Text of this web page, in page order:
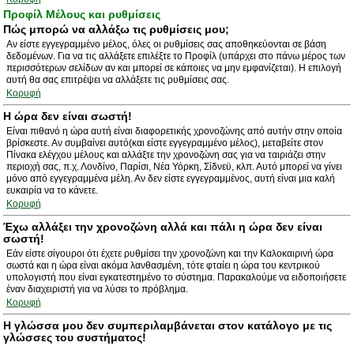
Προφίλ Μέλους και ρυθμίσεις
Πώς μπορώ να αλλάξω τις ρυθμίσεις μου;
Αν είστε εγγεγραμμένο μέλος, όλες οι ρυθμίσεις σας αποθηκεύονται σε βάση
δεδομένων. Για να τις αλλάξετε επιλέξτε το Προφίλ (υπάρχει στο πάνω μέρος των
περισσότερων σελίδων αν και μπορεί σε κάποιες να μην εμφανίζεται). Η επιλογή
αυτή θα σας επιτρέψει να αλλάξετε τις ρυθμίσεις σας.
Κορυφή
Η ώρα δεν είναι σωστή!
Είναι πιθανό η ώρα αυτή είναι διαφορετικής χρονοζώνης από αυτήν στην οποία
βρίσκεστε. Αν συμβαίνει αυτό(και είστε εγγεγραμμένο μέλος), μεταβείτε στον
Πίνακα ελέγχου μέλους και αλλάξτε την χρονοζώνη σας για να ταιριάζει στην
περιοχή σας, π.χ. Λονδίνο, Παρίσι, Νέα Υόρκη, Σίδνεϋ, κλπ. Αυτό μπορεί να γίνει
μόνο από εγγεγραμμένα μέλη. Αν δεν είστε εγγεγραμμένος, αυτή είναι μια καλή
ευκαιρία να το κάνετε.
Κορυφή
Έχω αλλάξει την χρονοζώνη αλλά και πάλι η ώρα δεν είναι
σωστή!
Εάν είστε σίγουροι ότι έχετε ρυθμίσει την χρονοζώνη και την Καλοκαιρινή ώρα
σωστά και η ώρα είναι ακόμα λανθασμένη, τότε φταίει η ώρα του κεντρικού
υπολογιστή που είναι εγκατεστημένο το σύστημα. Παρακαλούμε να ειδοποιήσετε
έναν διαχειριστή για να λύσει το πρόβλημα.
Κορυφή
Η γλώσσα μου δεν συμπεριλαμβάνεται στον κατάλογο με τις
γλώσσες του συστήματος!